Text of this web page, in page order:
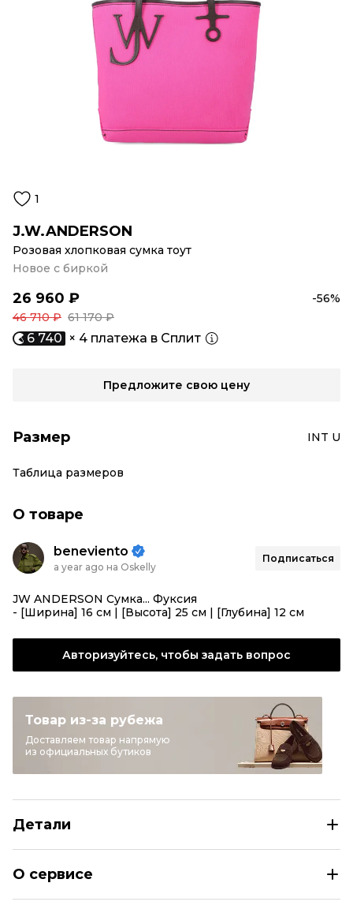
1
J.W.ANDERSON
Розовая хлопковая сумка тоут
Новое с биркой
26 960 ₽
-56%
46 710 ₽ 61 170 ₽
6 740 × 4 платежа в Сплит
Предложите свою цену
Размер INT U
Таблица размеров
О товаре
beneviento
a year ago на Oskelly
Подписаться
JW ANDERSON Сумка... Фуксия
- [Ширина] 16 см | [Высота] 25 см | [Глубина] 12 см
Авторизуйтесь, чтобы задать вопрос
Товар из-за рубежа
Доставляем товар напрямую
из официальных бутиков
Детали
О сервисе